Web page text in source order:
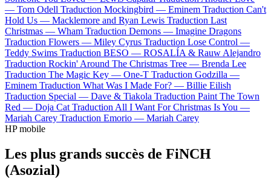
— Tom Odell Traduction Mockingbird — Eminem Traduction Can't
Hold Us — Macklemore and Ryan Lewis Traduction Last
Christmas — Wham Traduction Demons — Imagine Dragons
Traduction Flowers — Miley Cyrus Traduction Lose Control —
Teddy Swims Traduction BESO — ROSALÍA & Rauw Alejandro
Traduction Rockin' Around The Christmas Tree — Brenda Lee
Traduction The Magic Key — One-T Traduction Godzilla —
Eminem Traduction What Was I Made For? — Billie Eilish
Traduction Special — Dave & Tiakola Traduction Paint The Town
Red — Doja Cat Traduction All I Want For Christmas Is You —
Mariah Carey Traduction Emorio — Mariah Carey
HP mobile
Les plus grands succès de FiNCH
(Asozial)